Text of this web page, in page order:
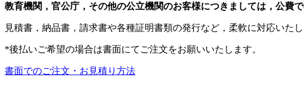
教育機関，官公庁，その他の公立機関のお客様につきましては，公費
見積書，納品書，請求書や各種証明書類の発行など，柔軟に対応いたし
*後払いご希望の場合は書面にてご注文をお願いいたします。
書面でのご注文・お見積り方法